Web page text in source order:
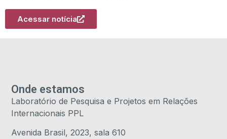
Acessar notícia
Onde estamos
Laboratório de Pesquisa e Projetos em Relações
Internacionais PPL
Avenida Brasil, 2023, sala 610